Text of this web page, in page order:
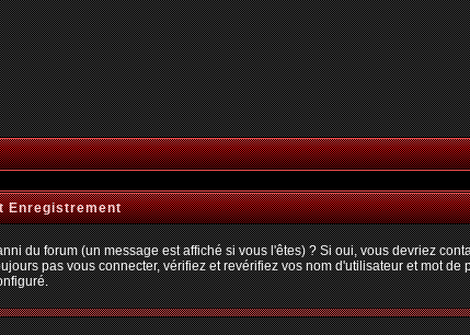
Enregistrement
du forum (un message est affiché si vous l'êtes) ? Si oui, vous devriez
pas vous connecter, vérifiez et revérifiez vos nom d'utilisateur et mot